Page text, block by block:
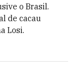
o Brasil.
de cacau
Losi.